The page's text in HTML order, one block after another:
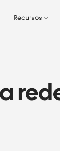
Recursos